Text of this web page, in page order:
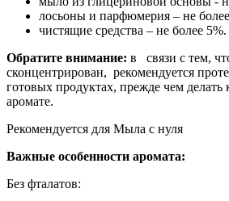
лосьоны и парфюмерия – не
чистящие средства – не более 5%.
Обратите внимание: в связи с тем,
сконцентрирован, рекомендуется
готовых продуктах, прежде чем
аромате.
Рекомендуется для Мыла с нуля
Важные особенности аромата:
Без фталатов: